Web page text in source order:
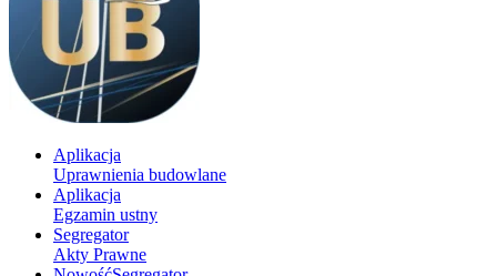
Aplikacja
Uprawnienia budowlane
Aplikacja
Egzamin ustny
Segregator
Akty Prawne